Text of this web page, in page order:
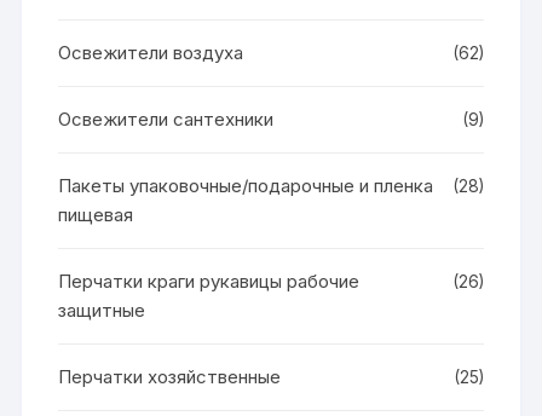
Освежители воздуха (62)
Освежители сантехники (9)
Пакеты упаковочные/подарочные и пленка
пищевая
(28)
Перчатки краги рукавицы рабочие
защитные
(26)
Перчатки хозяйственные (25)